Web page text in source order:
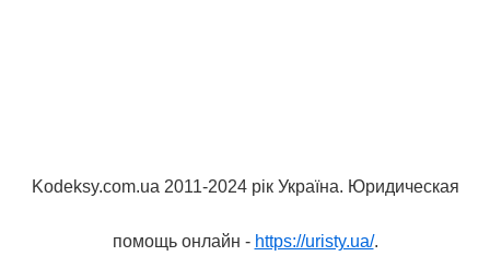
Kodeksy.com.ua 2011-2024 рік Україна. Юридическая
помощь онлайн - https://uristy.ua/.